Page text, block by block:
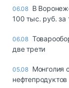
06.08 В
100 тыс. руб. за
06.08
две трети
05.08 Монголия